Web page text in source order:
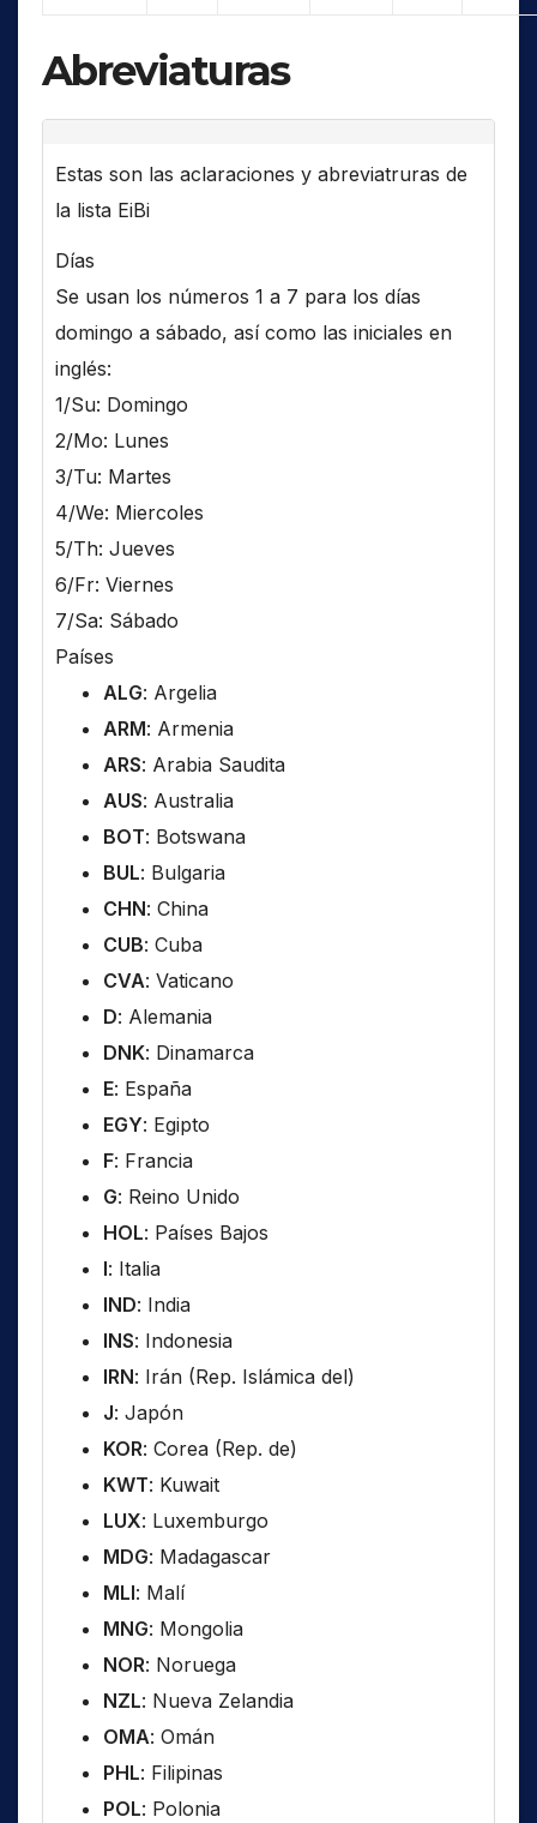
Abreviaturas
Estas son las aclaraciones y abreviatruras de
la lista EiBi
Días
Se usan los números 1 a 7 para los días
domingo a sábado, así como las iniciales en
inglés:
1/Su: Domingo
2/Mo: Lunes
3/Tu: Martes
4/We: Miercoles
5/Th: Jueves
6/Fr: Viernes
7/Sa: Sábado
Países
ALG: Argelia
ARM: Armenia
ARS: Arabia Saudita
AUS: Australia
BOT: Botswana
BUL: Bulgaria
CHN: China
CUB: Cuba
CVA: Vaticano
D: Alemania
DNK: Dinamarca
E: España
EGY: Egipto
F: Francia
G: Reino Unido
HOL: Países Bajos
I: Italia
IND: India
INS: Indonesia
IRN: Irán (Rep. Islámica del)
J: Japón
KOR: Corea (Rep. de)
KWT: Kuwait
LUX: Luxemburgo
MDG: Madagascar
MLI: Malí
MNG: Mongolia
NOR: Noruega
NZL: Nueva Zelandia
OMA: Omán
PHL: Filipinas
POL: Polonia